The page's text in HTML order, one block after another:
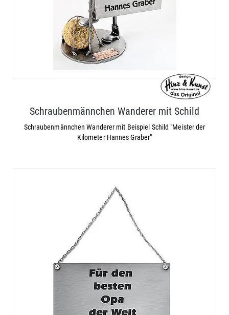
Schraubenmännchen Wanderer mit Schild
Schraubenmännchen Wanderer mit Beispiel Schild "Meister der
Kilometer Hannes Graber"